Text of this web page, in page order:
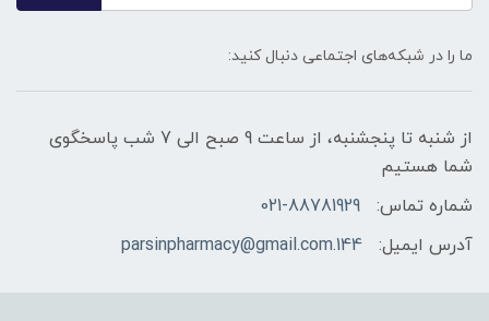
ما را در شبکه‌های اجتماعی دنبال کنید:
از شنبه تا پنجشنبه، از ساعت 9 صبح الی 7 شب پاسخگوی
شما هستیم
شماره تماس:
021-88781929
آدرس ایمیل:
144.parsinpharmacy@gmail.com